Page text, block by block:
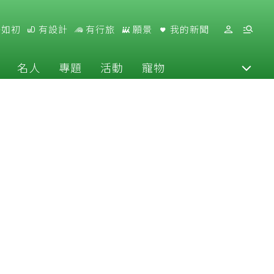
初 有設計 有行旅 願景 我的新聞
名人 專題 活動 寵物